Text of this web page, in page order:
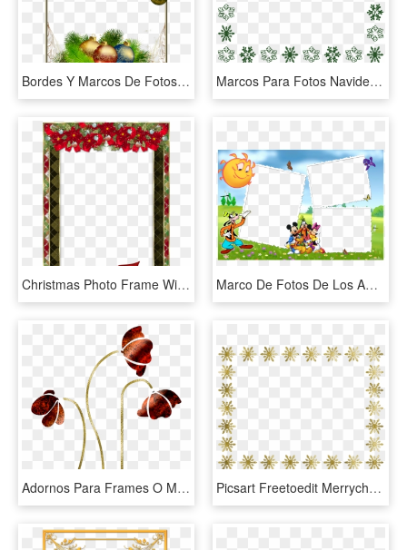
Bordes Y Marcos De Fotos De Navidad Y Año Nuevo - Рамки С Новым 2019 Годом, HD Png Download Marcos Para Fotos Navideños - Marco D Para Foto Png, Transparent Png
Christmas Photo Frame With Red Bow And Poinsettia - Marco Png Feliz Navidad, Transparent Png Marco De Fotos De Los Amigos De Mickey Mouse - Disney Cartoon Picture Frame, HD Png Download
Adornos Para Frames O Marcos Fotospng Transparente - Adornos De Amor Fondo Transparente, Png Download Picsart Freetoedit Merrychristmas Reportar - Marcos Navideños Dorados, HD Png Download